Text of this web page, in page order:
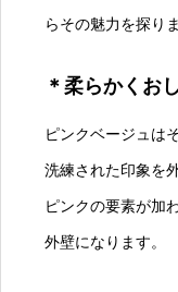
らその魅力を探りま
＊柔らかくお
ピンクベージュは
洗練された印象を
ピンクの要素が加
外壁になります。